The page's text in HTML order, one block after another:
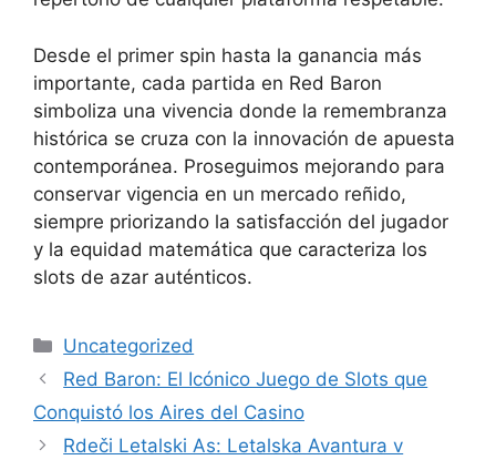
Desde el primer spin hasta la ganancia más
importante, cada partida en Red Baron
simboliza una vivencia donde la remembranza
histórica se cruza con la innovación de apuesta
contemporánea. Proseguimos mejorando para
conservar vigencia en un mercado reñido,
siempre priorizando la satisfacción del jugador
y la equidad matemática que caracteriza los
slots de azar auténticos.
Categories
Uncategorized
Red Baron: El Icónico Juego de Slots que
Conquistó los Aires del Casino
Rdeči Letalski As: Letalska Avantura v